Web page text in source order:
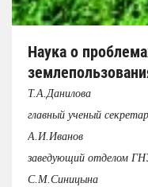
Наука о
Т.А.Данилова
главный ученый
А.И.Иванов
заведующий отделом
С.М.Синицына